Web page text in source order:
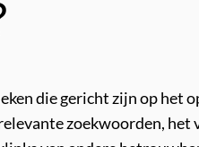
die gericht zijn op het
zoekwoorden,